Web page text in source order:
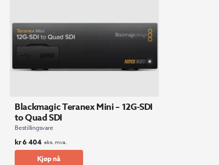
Blackmagic Teranex Mini – 12G-SDI
to Quad SDI
Bestillingsvare
kr6 404 eks. mva.
Kjøp nå